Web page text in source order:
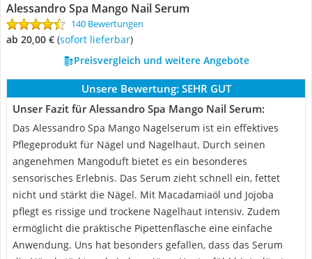
Alessandro Spa Mango Nail Serum
140 Bewertungen
ab 20,00 € ( Sofort lieferbar)
Preisvergleich und weitere Angebote
Unsere Bewertung: SEHR GUT
Unser Fazit für Alessandro Spa Mango Nail Serum:
Das Alessandro Spa Mango Nagelserum ist ein effektives
Pflegeprodukt für Nägel und Nagelhaut. Durch seinen
angenehmen Mangoduft bietet es ein besonderes
sensorisches Erlebnis. Das Serum zieht schnell ein, fettet
nicht und stärkt die Nägel. Mit Macadamiaöl und Jojoba
pflegt es rissige und trockene Nagelhaut intensiv. Zudem
ermöglicht die praktische Pipettenflasche eine einfache
Anwendung. Uns hat besonders gefallen, dass das Serum